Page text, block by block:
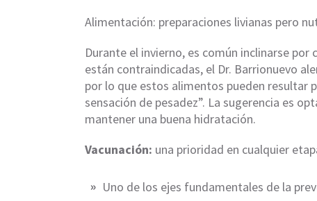
Alimentación: preparaciones livianas pero
Durante el invierno, es común inclinarse
están contraindicadas, el Dr. Barrionuevo
por lo que estos alimentos pueden resultar
sensación de pesadez”. La sugerencia es
mantener una buena hidratación.
Vacunación: una prioridad en cualquier
Uno de los ejes fundamentales de la